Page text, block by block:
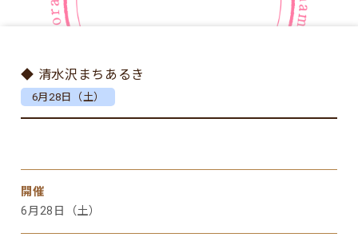
◆ 清水沢まちあるき
6月28日（土）
開催
6月28日（土）